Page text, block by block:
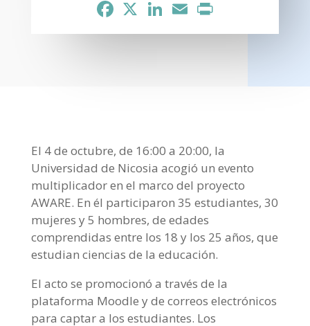
Facebook LinkedInEmail
El 4 de octubre, de 16:00 a 20:00, la
Universidad de Nicosia acogió un evento
multiplicador en el marco del proyecto
AWARE. En él participaron 35 estudiantes, 30
mujeres y 5 hombres, de edades
comprendidas entre los 18 y los 25 años, que
estudian ciencias de la educación.
El acto se promocionó a través de la
plataforma Moodle y de correos electrónicos
para captar a los estudiantes. Los